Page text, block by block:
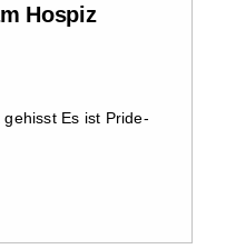
Hospiz
Es ist Pride-